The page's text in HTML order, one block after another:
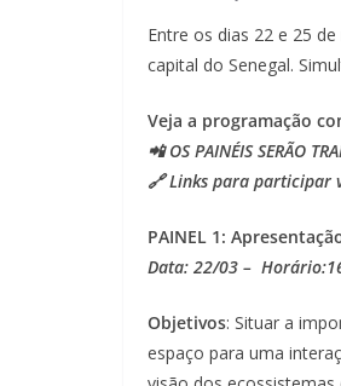
Entre os dias 22 e 25
capital do Senegal.
Veja a programação
📲 OS PAINÉIS SERÃO
🔗 Links para participar
PAINEL 1:
Data: 22/03 –
Objetivos: Situar a
espaço para uma